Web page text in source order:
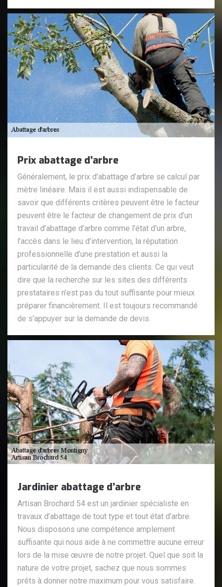
Prix abattage d’arbre
Généralement, le prix d’abattage d’arbre se calcul par
mètre linéaire. Mais il est aussi indispensable de
savoir que différents critères peuvent être le facteur
peuvent être le facteur de changement de prix d’un
travail d’abattage d’arbre comme l’état d’un arbre,
l’accès dans le lieu d’intervention, la réputation
professionnelle d’une prestation et aussi la
particularité de la demande des clients. Ce qui veut
dire que la recherche sur les sites des différents
prestataires n’est pas du tout suffisante pour mieux
préparer financièrement. Il est toujours recommandé
de s’appuyer sur la demande de devis.
Jardinier abattage d’arbre
Artisan Brochard 54 est un jardinier spécialiste en
travaux d’abattage de tout type et tout état d’arbre.
Nous disposons une compétence amplement
suffisante qui nous aide à ne commettre aucune erreur
lors de la mise œuvre de notre projet. Quel que soit la
nature de votre projet, sachez que nous sommes
prêts à donner notre maximum pour vous satisfaire.